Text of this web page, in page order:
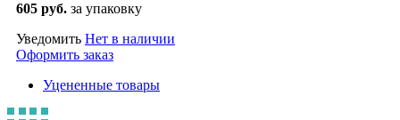
605 руб. за упаковку
Уведомить Нет в наличии
Оформить заказ
Уцененные товары